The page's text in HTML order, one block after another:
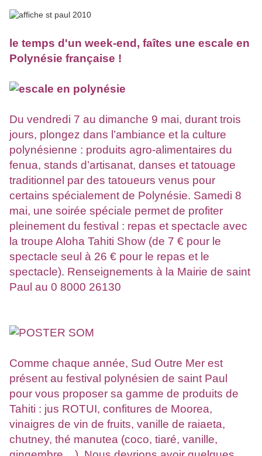
le temps d'un week-end, faîtes une escale en
Polynésie française !
Du vendredi 7 au dimanche 9 mai, durant trois
jours, plongez dans l’ambiance et la culture
polynésienne : produits agro-alimentaires du
fenua, stands d’artisanat, danses et tatouage
traditionnel par des tatoueurs venus pour
certains spécialement de Polynésie. Samedi 8
mai, une soirée spéciale permet de profiter
pleinement du festival : repas et spectacle avec
la troupe Aloha Tahiti Show (de 7 € pour le
spectacle seul à 26 € pour le repas et le
spectacle). Renseignements à la Mairie de saint
Paul au 0 8000 26130
Comme chaque année, Sud Outre Mer est
présent au festival polynésien de saint Paul
pour vous proposer sa gamme de produits de
Tahiti : jus ROTUI, confitures de Moorea,
vinaigres de vin de fruits, vanille de raiaeta,
chutney, thé manutea (coco, tiaré, vanille,